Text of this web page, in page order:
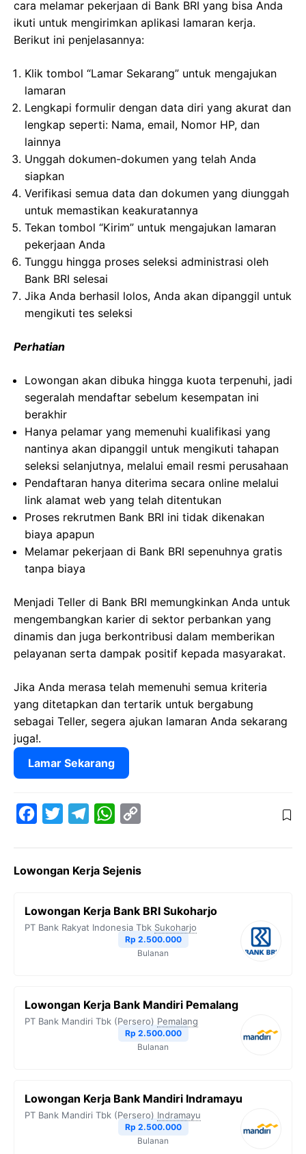
cara melamar pekerjaan di Bank BRI yang bisa Anda
ikuti untuk mengirimkan aplikasi lamaran kerja.
Berikut ini penjelasannya:
Klik tombol “Lamar Sekarang” untuk mengajukan
lamaran
Lengkapi formulir dengan data diri yang akurat dan
lengkap seperti: Nama, email, Nomor HP, dan
lainnya
Unggah dokumen-dokumen yang telah Anda
siapkan
Verifikasi semua data dan dokumen yang diunggah
untuk memastikan keakuratannya
Tekan tombol “Kirim” untuk mengajukan lamaran
pekerjaan Anda
Tunggu hingga proses seleksi administrasi oleh
Bank BRI selesai
Jika Anda berhasil lolos, Anda akan dipanggil untuk
mengikuti tes seleksi
Perhatian
Lowongan akan dibuka hingga kuota terpenuhi, jadi
segeralah mendaftar sebelum kesempatan ini
berakhir
Hanya pelamar yang memenuhi kualifikasi yang
nantinya akan dipanggil untuk mengikuti tahapan
seleksi selanjutnya, melalui email resmi perusahaan
Pendaftaran hanya diterima secara online melalui
link alamat web yang telah ditentukan
Proses rekrutmen Bank BRI ini tidak dikenakan
biaya apapun
Melamar pekerjaan di Bank BRI sepenuhnya gratis
tanpa biaya
Menjadi Teller di Bank BRI memungkinkan Anda untuk
mengembangkan karier di sektor perbankan yang
dinamis dan juga berkontribusi dalam memberikan
pelayanan serta dampak positif kepada masyarakat.
Jika Anda merasa telah memenuhi semua kriteria
yang ditetapkan dan tertarik untuk bergabung
sebagai Teller, segera ajukan lamaran Anda sekarang
juga!.
Lamar Sekarang
e
o
t
e
e
r
W
t
A
y
n
k
Lowongan Kerja Sejenis
Lowongan Kerja Bank BRI Sukoharjo
PT Bank Rakyat Indonesia Tbk Sukoharjo
Rp 2.500.000
Bulanan
Lowongan Kerja Bank Mandiri Pemalang
PT Bank Mandiri Tbk (Persero) Pemalang
Rp 2.500.000
Bulanan
Lowongan Kerja Bank Mandiri Indramayu
PT Bank Mandiri Tbk (Persero) Indramayu
Rp 2.500.000
Bulanan